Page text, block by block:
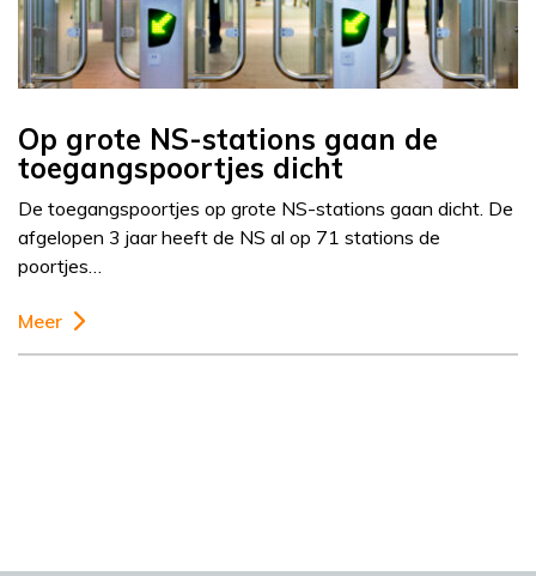
Op grote NS-stations gaan de
toegangspoortjes dicht
De toegangspoortjes op grote NS-stations gaan dicht. De
afgelopen 3 jaar heeft de NS al op 71 stations de
poortjes…
Meer